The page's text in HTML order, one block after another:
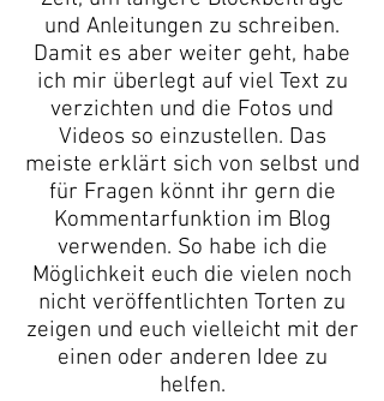
und Anleitungen zu schreiben.
Damit es aber weiter geht, habe
ich mir überlegt auf viel Text zu
verzichten und die Fotos und
Videos so einzustellen. Das
meiste erklärt sich von selbst und
für Fragen könnt ihr gern die
Kommentarfunktion im Blog
verwenden. So habe ich die
Möglichkeit euch die vielen noch
nicht veröffentlichten Torten zu
zeigen und euch vielleicht mit der
einen oder anderen Idee zu
helfen.